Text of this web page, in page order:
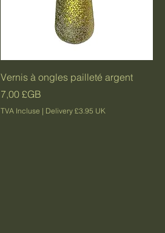
Vernis à ongles pailleté argent
Prix
7,00 £GB
TVA Incluse | Delivery £3.95 UK